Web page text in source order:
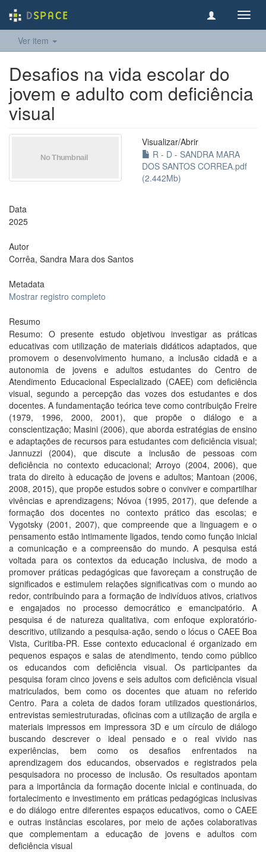
Ver item
Desafios na vida escolar do
jovem e adulto com deficiência
visual
Visualizar/Abrir
R - D - SANDRA MARA
DOS SANTOS CORREA.pdf
(2.442Mb)
Data
2025
Autor
Corrêa, Sandra Mara dos Santos
Metadata
Mostrar registro completo
Resumo
Resumo: O presente estudo objetivou investigar as práticas
educativas com utilização de materiais didáticos adaptados, que
promovem o desenvolvimento humano, a inclusão cidadã e a
autonomia de jovens e adultos estudantes do Centro de
Atendimento Educacional Especializado (CAEE) com deficiência
visual, segundo a percepção das vozes dos estudantes e dos
docentes. A fundamentação teórica teve como contribuição Freire
(1979, 1996, 2000, 2001), que propõe o diálogo e a
conscientização; Masini (2006), que aborda estratégias de ensino
e adaptações de recursos para estudantes com deficiência visual;
Jannuzzi (2004), que discute a inclusão de pessoas com
deficiência no contexto educacional; Arroyo (2004, 2006), que
trata do direito à educação de jovens e adultos; Mantoan (2006,
2008, 2015), que propõe estudos sobre o conviver e compartilhar
vivências e aprendizagens; Nóvoa (1995, 2017), que defende a
formação dos docentes no contexto prático das escolas; e
Vygotsky (2001, 2007), que compreende que a linguagem e o
pensamento estão intimamente ligados, tendo como função inicial
a comunicação e a compreensão do mundo. A pesquisa está
voltada para os contextos da educação inclusiva, de modo a
promover práticas pedagógicas que favoreçam a construção de
significados e estimulem relações significativas com o mundo ao
redor, contribuindo para a formação de indivíduos ativos, criativos
e engajados no processo democrático e emancipatório. A
pesquisa é de natureza qualitativa, com enfoque exploratório-
descritivo, utilizando a pesquisa-ação, sendo o lócus o CAEE Boa
Vista, Curitiba-PR. Esse contexto educacional é organizado em
pequenos espaços e salas de atendimento, tendo como público
os educandos com deficiência visual. Os participantes da
pesquisa foram cinco jovens e seis adultos com deficiência visual
matriculados, bem como os docentes que atuam no referido
Centro. Para a coleta de dados foram utilizados questionários,
entrevistas semiestruturadas, oficinas com a utilização de argila e
materiais impressos em impressora 3D e um círculo de diálogo
buscando descrever o ideal pensado e o real vivido nas
experiências, bem como os desafios enfrentados na
aprendizagem dos educandos, observados e registrados pela
pesquisadora no processo de inclusão. Os resultados apontam
para a importância da formação docente inicial e continuada, do
fortalecimento e investimento em práticas pedagógicas inclusivas
e do diálogo entre diferentes espaços educativos, como o CAEE
e outras instâncias escolares, por meio de ações colaborativas
que complementam a educação de jovens e adultos com
deficiência visual